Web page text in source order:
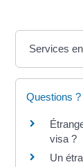
Services
Questions
visa ?
Un